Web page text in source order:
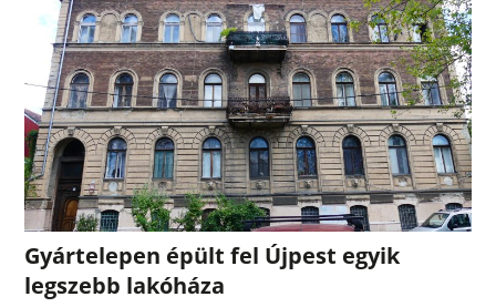
Gyártelepen épült fel Újpest egyik
legszebb lakóháza